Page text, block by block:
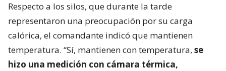
Respecto a los silos, que durante la tarde
representaron una preocupación por su carga
calórica, el comandante indicó que mantienen
temperatura. “Sí, mantienen con temperatura, se
hizo una medición con cámara térmica,